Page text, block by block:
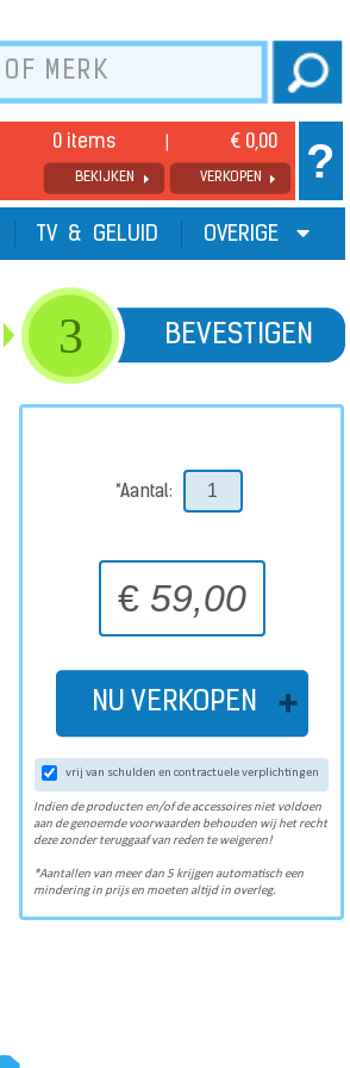
0 items € 0,00
BEKIJKEN VERKOPEN ?
TV & GELUID OVERIGE
3 BEVESTIGEN
*Aantal:
€ 59,00
NU VERKOPEN
vrij van schulden en contractuele verplichtingen
Indien de producten en/of de accessoires niet voldoen
aan de genoemde voorwaarden behouden wij het recht
deze zonder teruggaaf van reden te weigeren!
*Aantallen van meer dan 5 krijgen automatisch een
mindering in prijs en moeten altijd in overleg.